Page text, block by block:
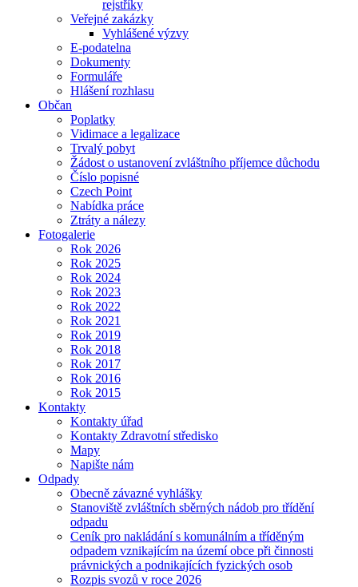
rejstříky
Veřejné zakázky
Vyhlášené výzvy
E-podatelna
Dokumenty
Formuláře
Hlášení rozhlasu
Občan
Poplatky
Vidimace a legalizace
Trvalý pobyt
Žádost o ustanovení zvláštního příjemce důchodu
Číslo popisné
Czech Point
Nabídka práce
Ztráty a nálezy
Fotogalerie
Rok 2026
Rok 2025
Rok 2024
Rok 2023
Rok 2022
Rok 2021
Rok 2019
Rok 2018
Rok 2017
Rok 2016
Rok 2015
Kontakty
Kontakty úřad
Kontakty Zdravotní středisko
Mapy
Napište nám
Odpady
Obecně závazné vyhlášky
Stanoviště zvláštních sběrných nádob pro třídění
odpadu
Ceník pro nakládání s komunálním a tříděným
odpadem vznikajícím na území obce při činnosti
právnických a podnikajících fyzických osob
Rozpis svozů v roce 2026